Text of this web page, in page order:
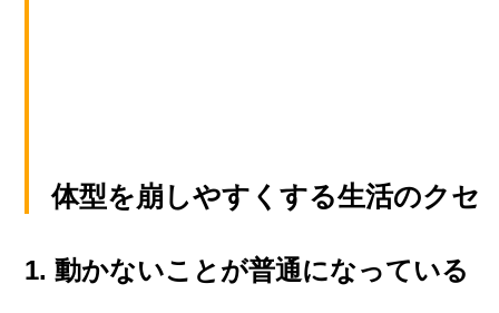
体型を崩しやすくする生活のクセ
1. 動かないことが普通になっている